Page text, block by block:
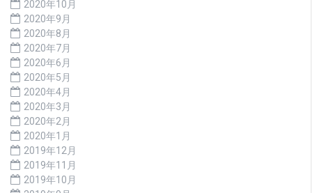
2020年10月
2020年9月
2020年8月
2020年7月
2020年6月
2020年5月
2020年4月
2020年3月
2020年2月
2020年1月
2019年12月
2019年11月
2019年10月